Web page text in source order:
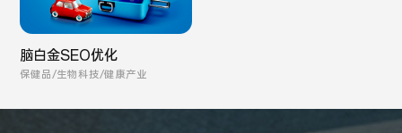
脑白金SEO优化
保健品/生物科技/健康产业